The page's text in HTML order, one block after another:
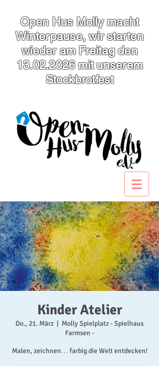
Open Hus Molly macht
Winterpause, wir starten
wieder am Freitag den
13.02.2026mit unserem
Stockbrotfest
Kinder Atelier
Do., 21. März
Molly Spielplatz - Spielhaus
Farmsen -
Malen, zeichnen… farbig die Welt entdecken!